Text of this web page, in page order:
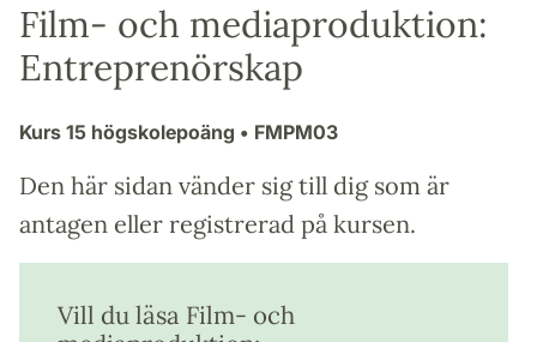
Film- och mediaproduktion:
Entreprenörskap
Kurs 15 högskolepoäng • FMPM03
Den här sidan vänder sig till dig som är
antagen eller registrerad på kursen.
Vill du läsa Film- och